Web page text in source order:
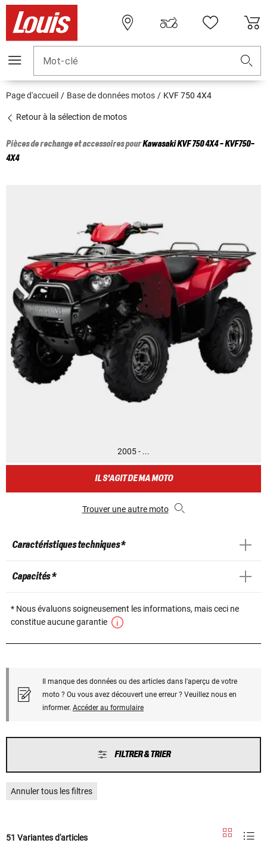
Mot-clé
Page d'accueil Base de données motos KVF 750 4X4
Retour à la sélection de motos
Pièces de rechange et accessoires pourKawasakiKVF 750 4X4 - KVF750-
4X4
2005 - ...
IL S'AGIT DE MA MOTO
Trouver une autre moto
Caractéristiques techniques *
Capacités *
* Nous évaluons soigneusement les informations, mais ceci ne
constitue aucune garantie
Il manque des données ou des articles dans l'aperçu de votre
moto ? Ou vous avez découvert une erreur ? Veuillez nous en
informer. Accéder au formulaire
FILTRER & TRIER
Annuler tous les filtres
51 Variantes d'articles